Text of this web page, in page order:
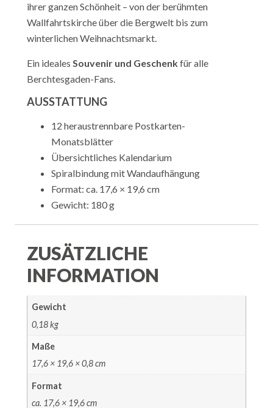
ihrer ganzen Schönheit – von der berühmten
Wallfahrtskirche über die Bergwelt bis zum
winterlichen Weihnachtsmarkt.
Ein ideales Souvenir und Geschenkfür alle
Berchtesgaden-Fans.
AUSSTATTUNG
12 heraustrennbare Postkarten-
Monatsblätter
Übersichtliches Kalendarium
Spiralbindung mit Wandaufhängung
Format: ca. 17,6 × 19,6 cm
Gewicht: 180 g
ZUSÄTZLICHE
INFORMATION
Gewicht
0,18 kg
Maße
17,6 × 19,6 × 0,8 cm
Format
ca. 17,6 × 19,6 cm